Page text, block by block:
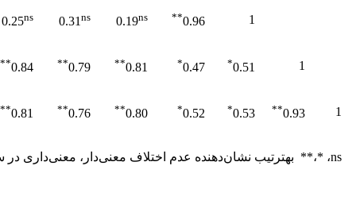
1
0.96
**
0.19ns
0.31 ns
0.25ns
1
0.51
*
0.47
*
0.81
**
0.79
**
0.84
**
1
0.93
**
0.53
*
0.52
*
0.80
**
0.76
**
0.81
**
ns، *،** به ترتیب نشان‌دهنده عدم اختلاف معنی‌دار، معنی‌داری